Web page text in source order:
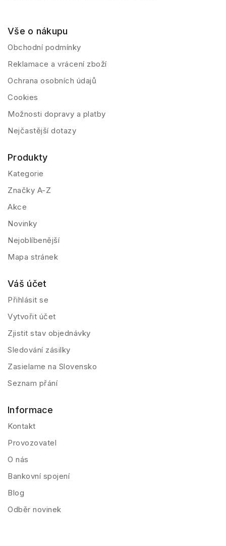
Vše o nákupu
Obchodní podmínky
Reklamace a vrácení zboží
Ochrana osobních údajů
Cookies
Možnosti dopravy a platby
Nejčastější dotazy
Produkty
Kategorie
Značky A-Z
Akce
Novinky
Nejoblíbenější
Mapa stránek
Váš účet
Přihlásit se
Vytvořit účet
Zjistit stav objednávky
Sledování zásilky
Zasielame na Slovensko
Seznam přání
Informace
Kontakt
Provozovatel
O nás
Bankovní spojení
Blog
Odběr novinek